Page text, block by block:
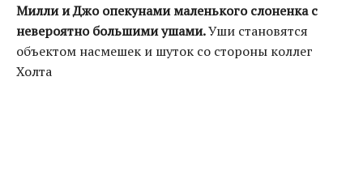
Милли и Джо опекунами маленького слоненка с
невероятно большими ушами.Уши становятся
объектом насмешек и шуток со стороны коллег
Холта